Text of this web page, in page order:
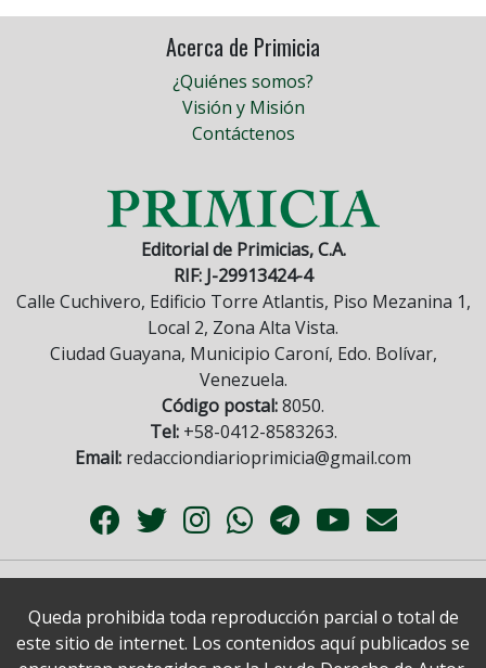
Acerca de Primicia
¿Quiénes somos?
Visión y Misión
Contáctenos
Editorial de Primicias, C.A.
RIF: J-29913424-4
Calle Cuchivero, Edificio Torre Atlantis, Piso Mezanina 1,
Local 2, Zona Alta Vista.
Ciudad Guayana, Municipio Caroní, Edo. Bolívar,
Venezuela.
Código postal:8050.
Tel:+58-0412-8583263.
Email: redacciondiarioprimicia@gmail.com
Queda prohibida toda reproducción parcial o total de
este sitio de internet. Los contenidos aquí publicados se